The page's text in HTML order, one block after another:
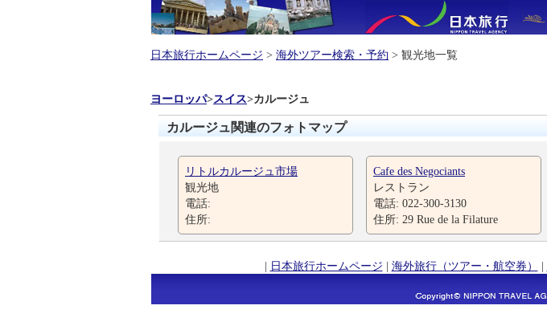
日本旅行ホームページ > 海外ツアー検索・予約 > 観光地一覧
ヨーロッパ>スイス>カルージュ
カルージュ関連のフォトマップ
リトルカルージュ市場
観光地
電話:
住所:
Cafe des Negociants
レストラン
電話: 022-300-3130
住所: 29 Rue de la Filature
| 日本旅行ホームページ | 海外旅行（ツアー・航空券） |